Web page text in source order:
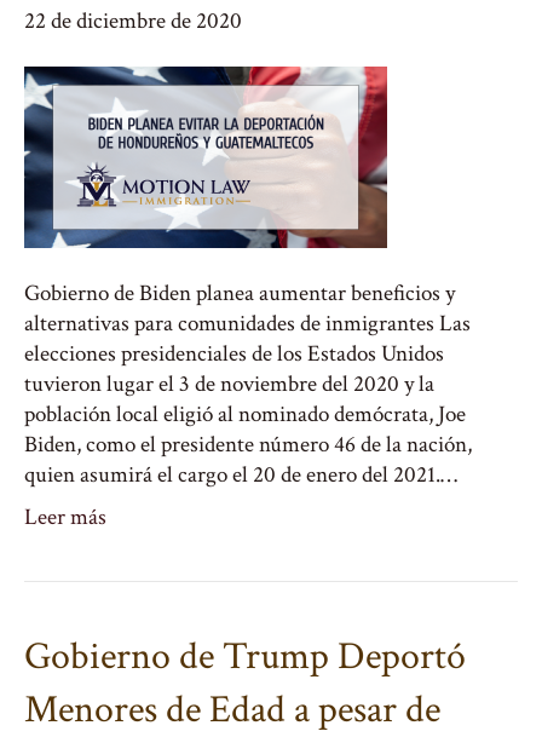
22 de diciembre de 2020
Gobierno de Biden planea aumentar beneficios y
alternativas para comunidades de inmigrantes Las
elecciones presidenciales de los Estados Unidos
tuvieron lugar el 3 de noviembre del 2020 y la
población local eligió al nominado demócrata, Joe
Biden, como el presidente número 46 de la nación,
quien asumirá el cargo el 20 de enero del 2021.…
Leer más
Gobierno de Trump Deportó
Menores de Edad a pesar de